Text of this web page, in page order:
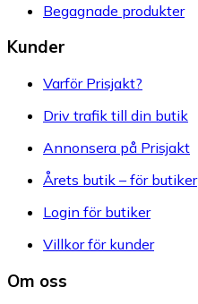
Begagnade produkter
Kunder
Varför Prisjakt?
Driv trafik till din butik
Annonsera på Prisjakt
Årets butik – för butiker
Login för butiker
Villkor för kunder
Om oss